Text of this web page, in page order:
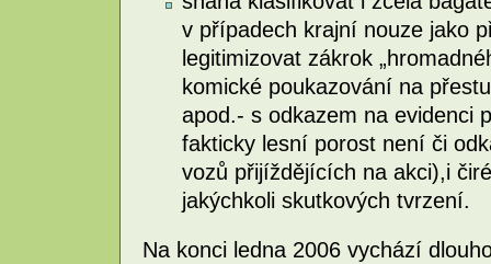
v případech krajní nouze jako
legitimizovat zákrok
komické poukazování na
apod.- s odkazem na evidenci
fakticky lesní porost není či
vozů přijíždějících na akci),i
jakýchkoli skutkových tvrzení.
Na konci ledna 2006 vychází